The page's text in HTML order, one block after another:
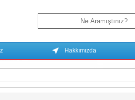
Hakkımızda